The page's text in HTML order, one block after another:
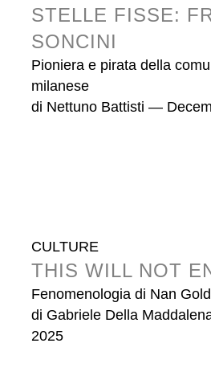
STELLE FISSE:
SONCINI
Pioniera e pirata della
milanese
di Nettuno Battisti —
CULTURE
THIS WILL NOT
Fenomenologia di Nan
di Gabriele Della
2025